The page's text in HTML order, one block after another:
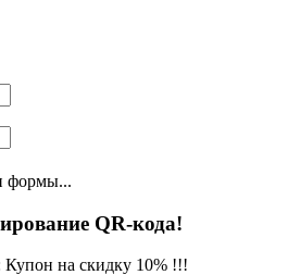
формы...
QR-кода!
на скидку 10% !!!